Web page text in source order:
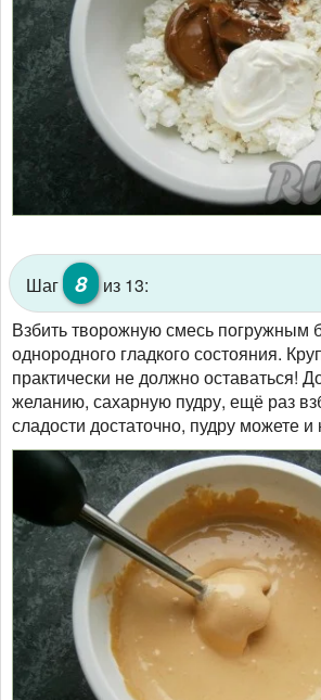
Шаг 8
из 13:
Взбить творожную смесь погружным
однородного гладкого состояния.
практически не должно оставаться!
желанию, сахарную пудру, ещё раз
сладости достаточно, пудру можете и